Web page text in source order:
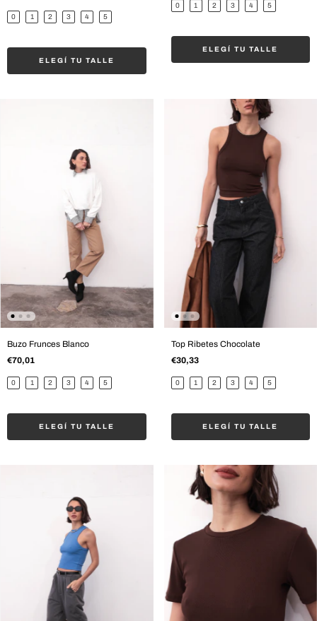
0 1 2 3 4 5
ELEGÍ TU TALLE
0 1 2 3 4 5
ELEGÍ TU TALLE
Buzo Frunces Blanco
€70,01
0 1 2 3 4 5
ELEGÍ TU TALLE
Top Ribetes Chocolate
€30,33
0 1 2 3 4 5
ELEGÍ TU TALLE